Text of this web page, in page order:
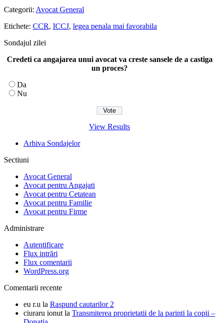
Categorii: Avocat General
Etichete: CCR, ICCJ, legea penala mai favorabila
Sondajul zilei
Credeti ca angajarea unui avocat va creste sansele de a castiga
un proces?
Da
Nu
View Results
Arhiva Sondajelor
Sectiuni
Avocat General
Avocat pentru Angajati
Avocat pentru Cetatean
Avocat pentru Familie
Avocat pentru Firme
Administrare
Autentificare
Flux intrări
Flux comentarii
WordPress.org
Comentarii recente
eu r.u la Raspund cautarilor 2
ciuraru ionut la Transmiterea proprietatii de la parinti la copii –